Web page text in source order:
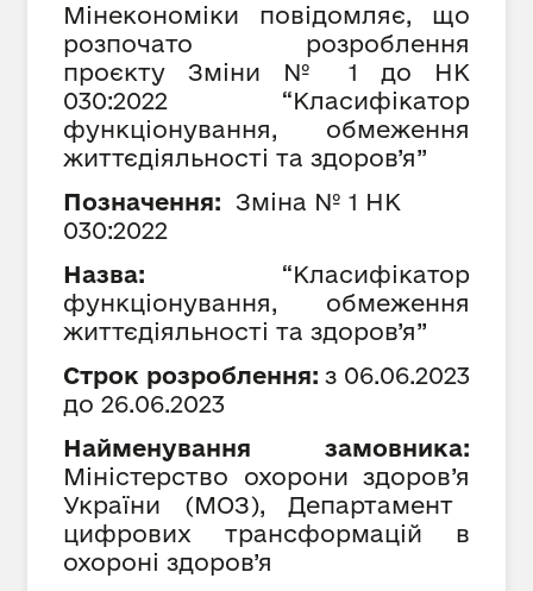
Мінекономіки повідомляє, що
розпочато розроблення
проєкту Зміни № 1 до НК
030:2022 “Класифікатор
функціонування, обмеження
життєдіяльності та здоров’я”
Позначення: Зміна № 1 НК
030:2022
Назва:
“Класифікатор
функціонування, обмеження
життєдіяльності та здоров’я”
Строк розроблення: з 06.06.2023
до 26.06.2023
Найменування замовника:
Міністерство охорони здоров’я
України (МОЗ), Департамент
цифрових трансформацій в
охороні здоров’я